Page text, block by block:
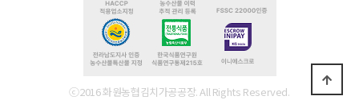
ⓒ2016 화원농협김치가공공장. All Rights Reserved.